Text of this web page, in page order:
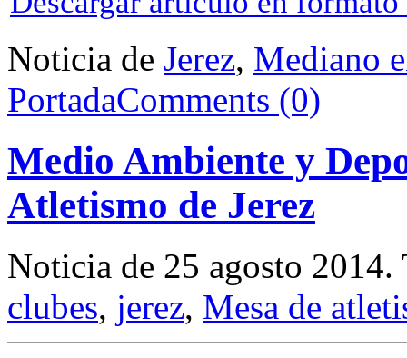
Noticia de Jerez, Mediano
PortadaComments (0)
Medio Ambiente y
Atletismo de Jerez
Noticia de 25 agosto 2014.
clubes, jerez, Mesa de